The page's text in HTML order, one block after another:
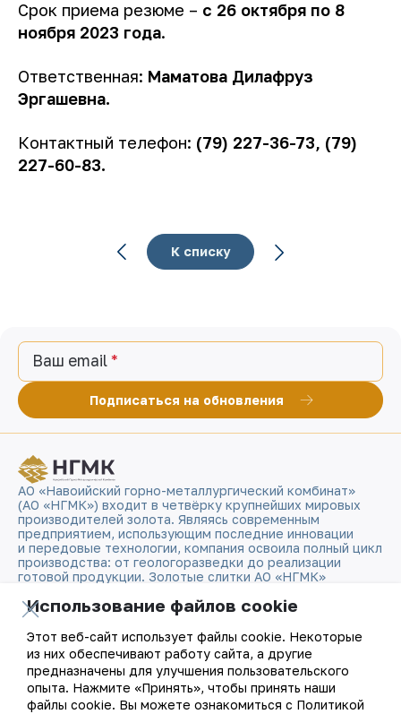
Срок приема резюме – с 26 октября по 8
ноября 2023 года.
Ответственная: Маматова Дилафруз
Эргашевна.
Контактный телефон: (79) 227-36-73, (79)
227-60-83.
К списку
Ваш email
Подписаться на обновления
АО «Навоийский горно-металлургический комбинат»
(АО «НГМК») входит в четвёрку крупнейших мировых
производителей золота. Являясь современным
предприятием, использующим последние инновации
и передовые технологии, компания освоила полный цикл
производства: от геологоразведки до реализации
готовой продукции. Золотые слитки АО «НГМК»
Узбекистана на мировых биржах цветных металлов.
О компании
Наша деятельность
Контакты
Карта сайта
Использование файлов cookie
Этот веб-сайт использует файлы cookie. Некоторые
из них обеспечивают работу сайта, а другие
предназначены для улучшения пользовательского
опыта. Нажмите «Принять», чтобы принять наши
файлы cookie. Вы можете ознакомиться с Политикой